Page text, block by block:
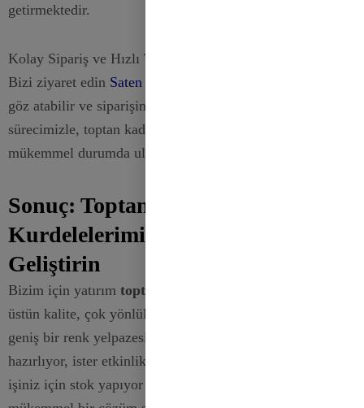
getirmektedir.
Kolay Sipariş ve Hızlı Teslimat
Bizi ziyaret edin Saten Kurdeleler
göz atabilir ve siparişinizi verebilirsiniz. Etkili nakliye
sürecimizle, toptan kadife kurdelelerinizin derhal ve
mükemmel durumda ulaşmasını bekleyebilirsiniz.
Sonuç: Toptan Özel Kadife
Kurdelelerimiz ile Projelerinizi
Geliştirin
Bizim için yatırım toptan özel kadi̇fe kurdeleler
üstün kalite, çok yönlülük ve projelerinizi yükseltmek için
geniş bir renk yelpazesi sunar. İster güzel hediye paketleri
hazırlıyor, ister etkinlikler için dekorasyon yapıyor veya
işiniz için stok yapıyor olun, kadife kurdelelerimiz